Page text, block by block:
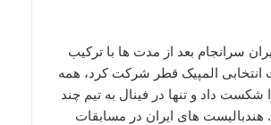
سرانجام بعد از مدت ها با ترکیب
انتخابی المپیک قطر شرکت کرد، همه
شکست داد و تنها در فینال به تیم چند
های ایران در مسابقات